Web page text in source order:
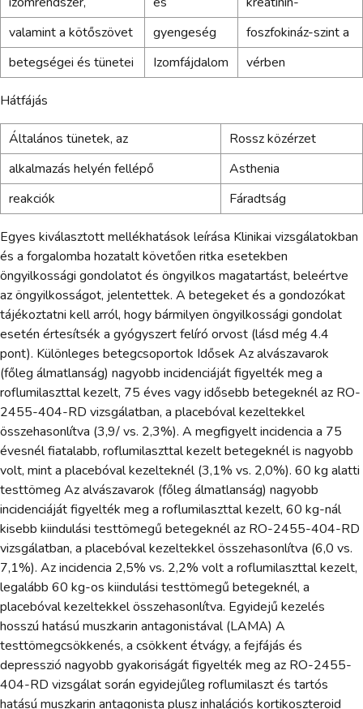
valamint a kötőszövet
gyengeség
foszfokináz-szint a
betegségei és tünetei
Izomfájdalom vérben
Hátfájás
Általános tünetek, az
Rossz közérzet
alkalmazás helyén fellépő
Asthenia
reakciók
Fáradtság
Egyes kiválasztott mellékhatások leírása Klinikai vizsgálatokban
és a forgalomba hozatalt követően ritka esetekben
öngyilkossági gondolatot és öngyilkos magatartást, beleértve
az öngyilkosságot, jelentettek. A betegeket és a gondozókat
tájékoztatni kell arról, hogy bármilyen öngyilkossági gondolat
esetén értesítsék a gyógyszert felíró orvost (lásd még 4.4
pont). Különleges betegcsoportok Idősek Az alvászavarok
(főleg álmatlanság) nagyobb incidenciáját figyelték meg a
roflumilaszttal kezelt, 75 éves vagy idősebb betegeknél az RO-
2455-404-RD vizsgálatban, a placebóval kezeltekkel
összehasonlítva (3,9/ vs. 2,3%). A megfigyelt incidencia a 75
évesnél fiatalabb, roflumilaszttal kezelt betegeknél is nagyobb
volt, mint a placebóval kezelteknél (3,1% vs. 2,0%). 60 kg alatti
testtömeg Az alvászavarok (főleg álmatlanság) nagyobb
incidenciáját figyelték meg a roflumilaszttal kezelt, 60 kg-nál
kisebb kiindulási testtömegű betegeknél az RO-2455-404-RD
vizsgálatban, a placebóval kezeltekkel összehasonlítva (6,0 vs.
7,1%). Az incidencia 2,5% vs. 2,2% volt a roflumilaszttal kezelt,
legalább 60 kg-os kiindulási testtömegű betegeknél, a
placebóval kezeltekkel összehasonlítva. Egyidejű kezelés
hosszú hatású muszkarin antagonistával (LAMA) A
testtömegcsökkenés, a csökkent étvágy, a fejfájás és
depresszió nagyobb gyakoriságát figyelték meg az RO-2455-
404-RD vizsgálat során egyidejűleg roflumilaszt és tartós
hatású muszkarin antagonista plusz inhalációs kortikoszteroid